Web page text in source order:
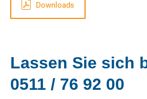
Downloads
Lassen Sie sich
0511 / 76 92 00